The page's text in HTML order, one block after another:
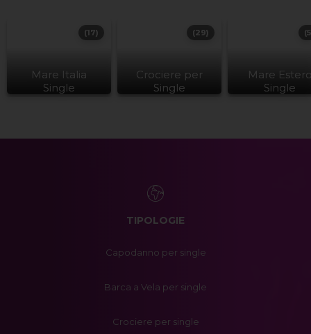
Mare Italia
Single
(17)
Crociere per
Single
(29)
Mare
Single
TIPOLOGIE
Capodanno per single
Barca a Vela per single
Crociere per single